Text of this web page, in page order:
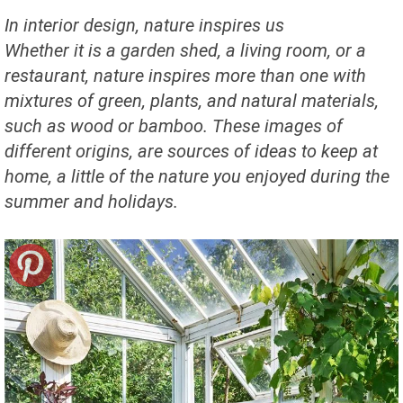
In interior design, nature inspires us
Whether it is a garden shed, a living room, or a
restaurant, nature inspires more than one with
mixtures of green, plants, and natural materials,
such as wood or bamboo. These images of
different origins, are sources of ideas to keep at
home, a little of the nature you enjoyed during the
summer and holidays.